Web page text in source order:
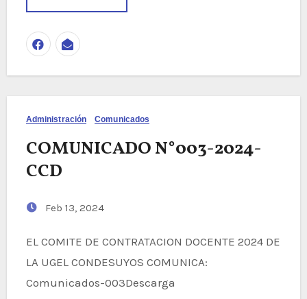
Administración Comunicados
COMUNICADO N°003-2024-
CCD
Feb 13, 2024
EL COMITE DE CONTRATACION DOCENTE 2024 DE
LA UGEL CONDESUYOS COMUNICA:
Comunicados-003Descarga